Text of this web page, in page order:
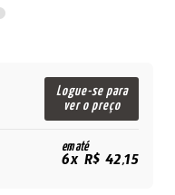
Logue-se para
ver o preço
em até
6x R$ 42,15